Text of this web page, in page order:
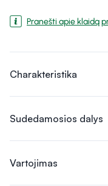
Pranešti apie klaidą
Charakteristika
Sudedamosios dalys
Vartojimas